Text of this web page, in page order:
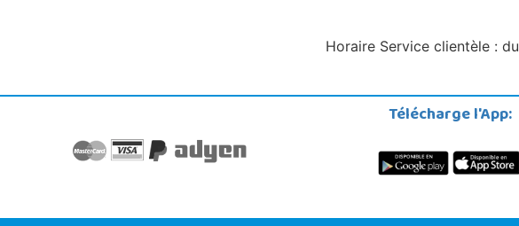
Horaire Service clientèle : du
Télécharge l'App: